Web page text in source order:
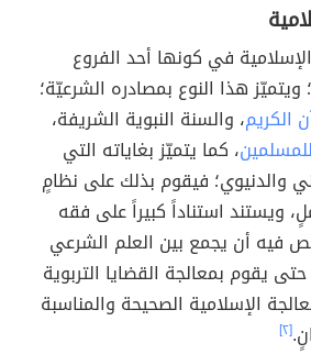
في كونها أحد الفروع
ويتميّز هذا النوع بمصادره الشرعيّة؛
الكريم، والسنة النبوية الشريفة،
للمسلمين، كما يتميّز بغاياته التي
والدنيوي؛ فيقوم بذلك على نظامٍ
ويستند استناداً كبيراً على فقه
فيه أن يجمع بين العلم الشرعي
يقوم بمعالجة القضايا التربوية
الإسلامية الصحيحة والمناسبة
[٢]